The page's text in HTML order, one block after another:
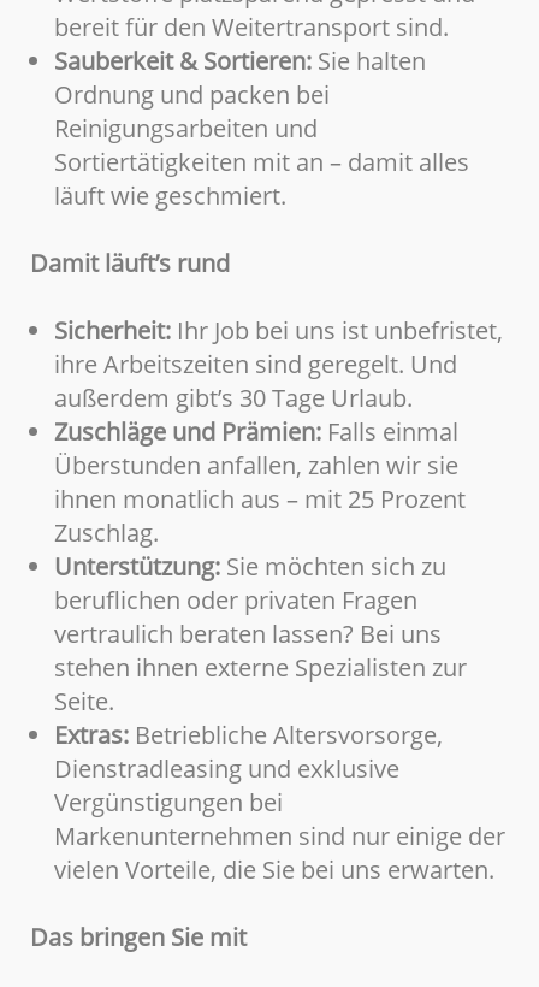
bereit für den Weitertransport sind.
Sauberkeit & Sortieren: Sie halten
Ordnung und packen bei
Reinigungsarbeiten und
Sortiertätigkeiten mit an – damit alles
läuft wie geschmiert.
Damit läuft’s rund
Sicherheit: Ihr Job bei uns ist unbefristet,
ihre Arbeitszeiten sind geregelt. Und
außerdem gibt’s 30 Tage Urlaub.
Zuschläge und Prämien: Falls einmal
Überstunden anfallen, zahlen wir sie
ihnen monatlich aus – mit 25 Prozent
Zuschlag.
Unterstützung: Sie möchten sich zu
beruflichen oder privaten Fragen
vertraulich beraten lassen? Bei uns
stehen ihnen externe Spezialisten zur
Seite.
Extras: Betriebliche Altersvorsorge,
Dienstradleasing und exklusive
Vergünstigungen bei
Markenunternehmen sind nur einige der
vielen Vorteile, die Sie bei uns erwarten.
Das bringen Sie mit